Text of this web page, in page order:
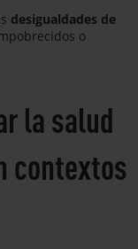
desigualdades de
o
la salud
contextos